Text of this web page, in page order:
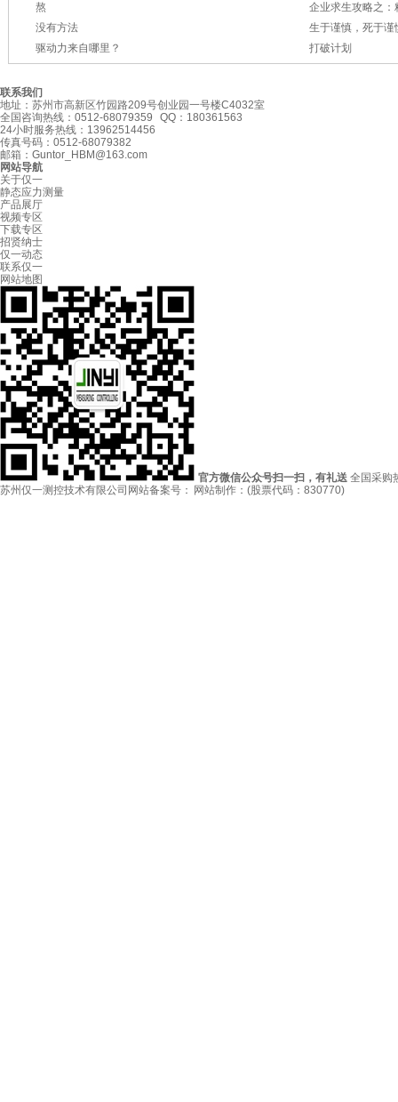
熬
企业求生攻略之：
没有方法
生于谨慎，死于谨
驱动力来自哪里？
打破计划
联系我们
地址：苏州市高新区竹园路209号创业园一号楼C4032室
全国咨询热线：0512-68079359 QQ：180361563
24小时服务热线：13962514456
传真号码：0512-68079382
邮箱： Guntor_HBM@163.com
网站导航
关于仅一
静态应力测量
产品展厅
视频专区
下载专区
招贤纳士
仅一动态
联系仅一
网站地图
官方微信公众号扫一扫，有礼送 全国采购
苏州仅一测控技术有限公司 网站备案号： 网站制作：(股票代码：830770)